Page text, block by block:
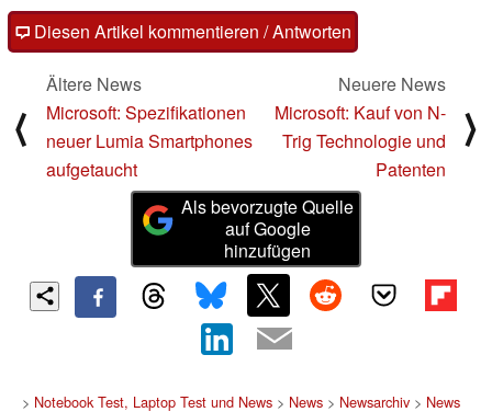
Diesen Artikel kommentieren / Antworten
⟨
Ältere News
Microsoft: Spezifikationen
neuer Lumia Smartphones
aufgetaucht
Neuere News
Microsoft: Kauf von N-
Trig Technologie und
Patenten
⟩
Als bevorzugte Quelle
auf Google
hinzufügen
> Notebook Test, Laptop Test und News> News> Newsarchiv> News